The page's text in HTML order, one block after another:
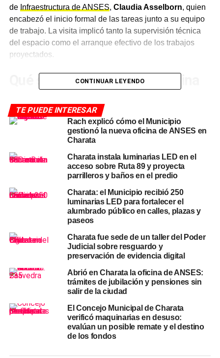
de Infraestructura de ANSES, Claudia Asselborn, quien
encabezó el inicio formal de las tareas junto a su equipo
de trabajo. La visita implicó tanto la supervisión técnica
del espacio como el arranque efectivo de los trabajos
proyectados.
Qué significa tener una Oficina
de ANSES en Charata
Hasta ahora, los beneficiarios del oeste chaqueño debían
trasladarse a otras localidades para realizar trámites
presenciales ante el organismo: jubilaciones, pensiones,
asignaciones familiares, AUH y otros programas de
asistencia social. La apertura de unasede propia en
reducirá ese desplazamiento y facilitará el
acceso a quienes más dependen de esos beneficios.
El impacto se proyecta también hacia losmunicipios del
del Departamento Chacabuco y la región, cuyos
vecinos habitualmente eligenCharatacomo punto de
referencia para gestionar este tipo de trámites.
Próximos pasos para la
habilitación de la Oficina ANSES
Charata
Con un plazo de dos a tres semanas, la
CONTINUAR LEYENDO
TE PUEDE INTERESAR
Rach explicó cómo el Municipio
gestionó la nueva oficina de ANSES en
Charata
Charata instala luminarias LED en el
acceso sobre Ruta 89 y proyecta
parrilleros y baños en el predio
Charata: el Municipio recibió 250
luminarias LED para fortalecer el
alumbrado público en calles, plazas y
paseos
Charata fue sede de un taller del Poder
Judicial sobre resguardo y
preservación de evidencia digital
Abrió en Charata la oficina de ANSES:
trámites de jubilación y pensiones sin
salir de la ciudad
El Concejo Municipal de Charata
verificó maquinarias en desuso:
evalúan un posible remate y el destino
de los fondos